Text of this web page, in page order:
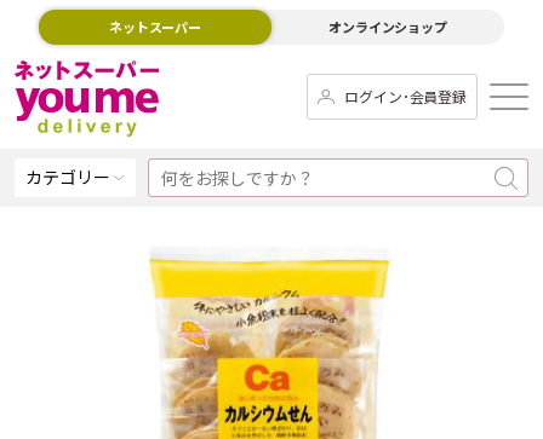
ネットスーパー オンラインショップ
ログイン･会員登録
カテゴリー